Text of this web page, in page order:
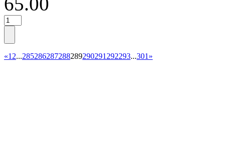
«1 2...285286287288289290291 292293...301 »